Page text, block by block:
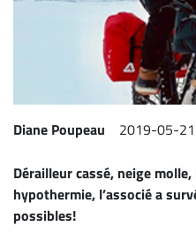
Archives
CARRIÈRE
EMPLOIS
ET
JURISTES
Diane Poupeau 2019-05-
Dérailleur cassé, neige
hypothermie, l’associé a
possibles!